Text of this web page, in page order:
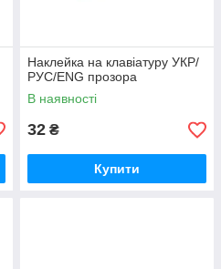
Наклейка на клавіатуру УКР/
РУС/ENG прозора
В наявності
32 ₴
Купити